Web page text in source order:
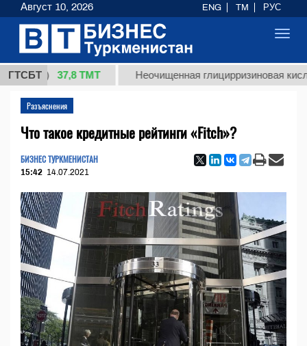
ГТСБТ
(кг.) 37,8 ТМТ Неочищенная глицирризиновая кислота
Разъяснения
Что такое кредитные рейтинги «Fitch»?
БИЗНЕС ТУРКМЕНИСТАН
15:42 14.07.2021
Август 10, 2026 ENG TM РУС